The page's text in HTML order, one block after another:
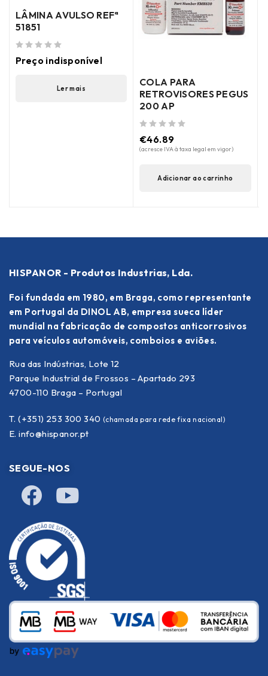
LÂMINA AVULSO REFª
51851
Preço indisponível
Ler mais
COLA PARA
RETROVISORES PEGUS
200 AP
€46.89
(acresce IVA à taxa legal em vigor)
Adicionar ao carrinho
HISPANOR - Produtos Industrias, Lda.
Foi fundada em 1980, em Braga, como representante
em Portugal da DINOL AB, empresa sueca líder
mundial na fabricação de compostos anticorrosivos
para veículos automóveis, comboios e aviões.
Rua das Indústrias, Lote 12
Parque Industrial de Frossos – Apartado 293
4700-110 Braga – Portugal
T. (+351) 253 300 340 (chamada para rede fixa nacional)
E. info@hispanor.pt
SEGUE-NOS